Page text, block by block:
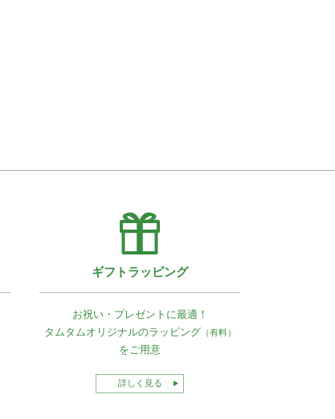
ギフトラッピング
お祝い・プレゼントに最適！
タムタムオリジナルのラッピング（有料）
をご用意
詳しく見る